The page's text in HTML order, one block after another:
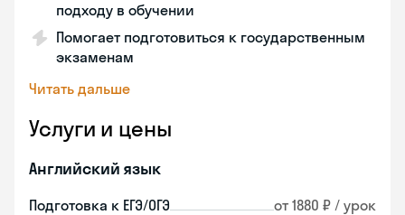
подходу в обучении
Помогает подготовиться к государственным
экзаменам
Читать дальше
Услуги и цены
Английский язык
Подготовка к ЕГЭ/ОГЭ от 1880 ₽ / урок